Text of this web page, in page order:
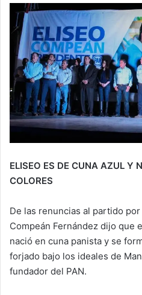
ELISEO ES DE CUNA AZUL Y
COLORES
De las renuncias al partido
Compeán Fernández dijo que
nació en cuna panista y se
forjado bajo los ideales de
fundador del PAN.